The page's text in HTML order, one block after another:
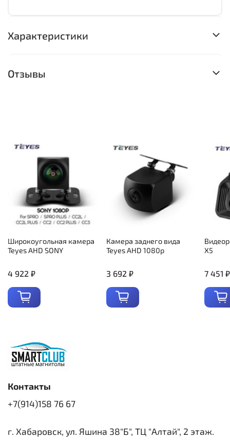
Характеристики
Отзывы
Широкоугольная камера
Teyes AHD SONY
4 922 ₽
Камера заднего вида
Teyes AHD 1080p
3 692 ₽
X5
7 451 ₽
Контакты
+7(914)158 76 67
г. Хабаровск, ул. Яшина 38"Б", ТЦ "Алтай", 2 этаж.